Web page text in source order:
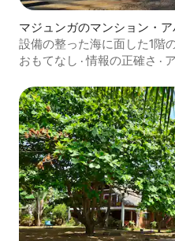
マジュンガのマンション・ア
設備の整った海に面した1階
おもてなし ·情報の正確さ ·